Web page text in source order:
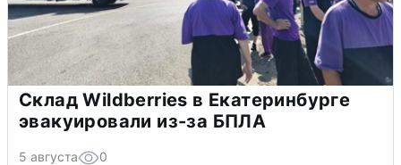
Склад Wildberries в Екатеринбурге
эвакуировали из-за БПЛА
5 августа 0